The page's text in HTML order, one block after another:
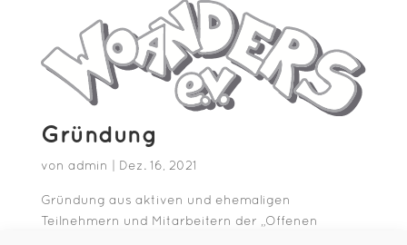
Gründung
von admin Dez. 16, 2021
Gründung aus aktiven und ehemaligen
Teilnehmern und Mitarbeitern der „Offenen